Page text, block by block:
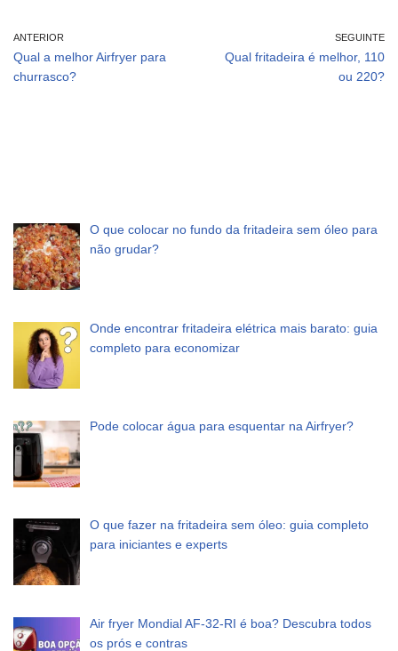
ANTERIOR
Qual a melhor Airfryer para
churrasco?
SEGUINTE
Qual fritadeira é melhor, 110
ou 220?
O que colocar no fundo da fritadeira sem óleo para
não grudar?
Onde encontrar fritadeira elétrica mais barato: guia
completo para economizar
Pode colocar água para esquentar na Airfryer?
O que fazer na fritadeira sem óleo: guia completo
para iniciantes e experts
Air fryer Mondial AF-32-RI é boa? Descubra todos
os prós e contras